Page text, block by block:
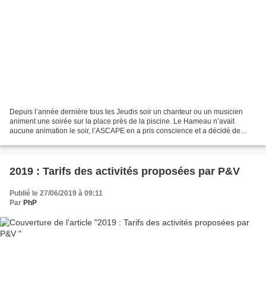
Depuis l’année dernière tous les Jeudis soir un chanteur ou un musicien
animent une soirée sur la place près de la piscine. Le Hameau n’avait
aucune animation le soir, l’ASCAPE en a pris conscience et a décidé de
2019 : Tarifs des activités proposées par P&V
Publié le 27/06/2019 à 09:11
Par PhP